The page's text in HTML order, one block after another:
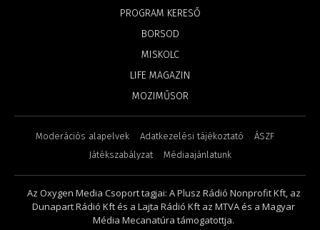
PROGRAM KERESŐ
BORSOD
MISKOLC
LIFE MAGAZIN
MOZIMŰSOR
Moderációs alapelvek Adatkezelési tájékoztató
ÁSZF
Játékszabályzat
Médiaajánlatunk
Az Oxygen Media Csoport tagjai: A Plusz Rádió Nonprofit Kft, az
Dunapart Rádió Kft és a Lajta Rádió Kft az MTVA és a Magyar
Média Mecanatúra támogatottja.